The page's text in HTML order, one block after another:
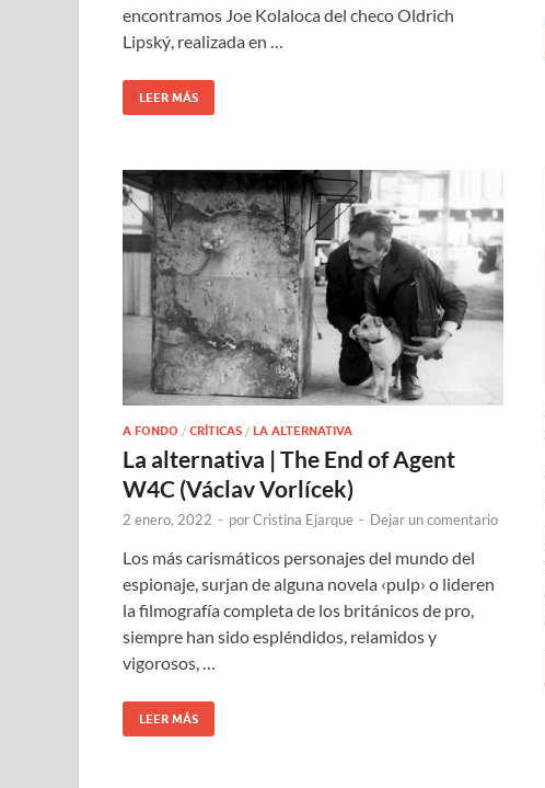
encontramos Joe Kolaloca del checo Oldrich
Lipský, realizada en …
LEER MÁS
A FONDO / CRÍTICAS / LA ALTERNATIVA
La alternativa | The End of Agent
W4C (Václav Vorlícek)
2 enero, 2022 - porCristina Ejarque - Dejar un comentario
Los más carismáticos personajes del mundo del
espionaje, surjan de alguna novela ‹pulp› o lideren
la filmografía completa de los británicos de pro,
siempre han sido espléndidos, relamidos y
vigorosos, …
LEER MÁS